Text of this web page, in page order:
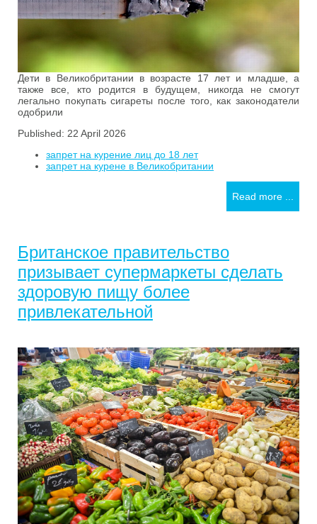
Дети в Великобритании в возрасте 17 лет и младше, а
также все, кто родится в будущем, никогда не смогут
легально покупать сигареты после того, как законодатели
одобрили
Published: 22 April 2026
запрет на курение лиц до 18 лет
запрет на курене в Великобритании
Read more ...
Британское правительство
призывает супермаркеты сделать
здоровую пищу более
привлекательной